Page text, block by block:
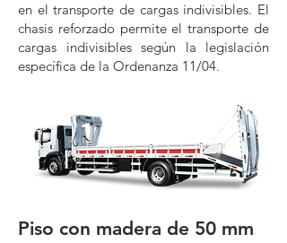
en el transporte de cargas indivisibles. El
chasis reforzado permite el transporte de
cargas indivisibles según la legislación
específica de la Ordenanza 11/04.
Piso con madera de 50 mm